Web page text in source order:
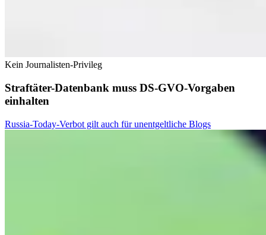
Kein Journalisten-Privileg
Straftäter-Datenbank muss DS-GVO-Vorgaben
einhalten
Russia-Today-Verbot gilt auch für unentgeltliche Blogs